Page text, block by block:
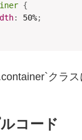
{
: 50%;
クラ
コード